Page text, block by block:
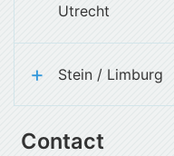
Utrecht
Stein / Limburg
Contact